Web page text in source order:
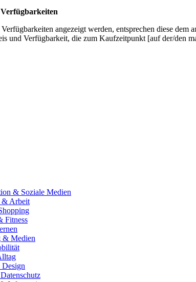
angezeigt werden, entsprechen diese
und Verfügbarkeit, die zum Kaufzeitpunkt [auf der/den
& Soziale Medien
& Arbeit
Fitness
& Medien